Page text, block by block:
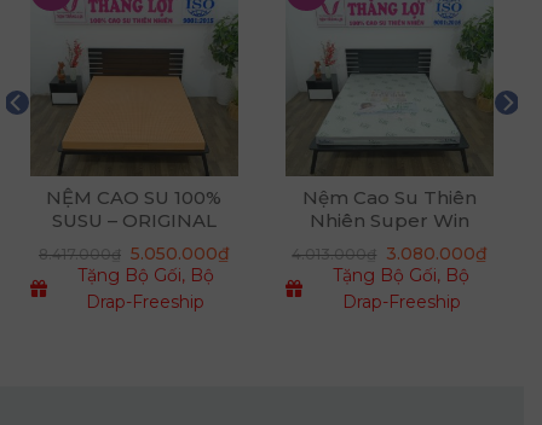
NỆM CAO SU 100%
SUSU – ORIGINAL
8.417.000₫ 5.050.000₫
Tặng Bộ Gối, Bộ
Drap-Freeship
Nệm Cao Su Thiên
Nhiên Super Win
4.013.000₫ 3.080.000₫
Tặng Bộ Gối, Bộ
Drap-Freeship